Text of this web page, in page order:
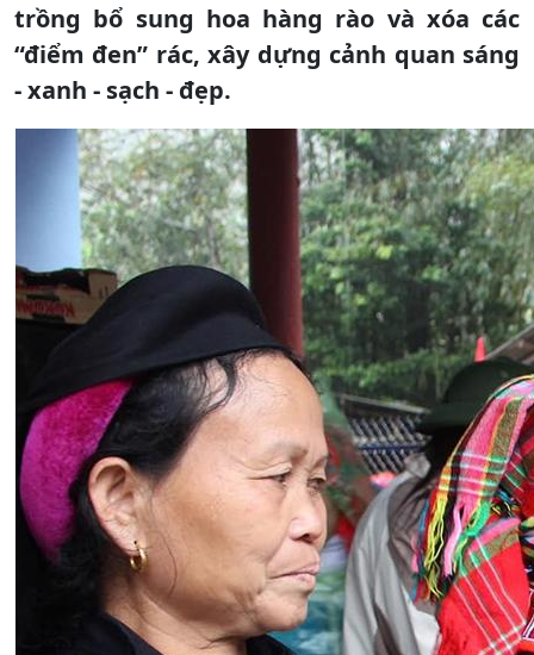
trồng bổ sung hoa hàng rào và xóa các
“điểm đen” rác, xây dựng cảnh quan sáng
- xanh - sạch - đẹp.